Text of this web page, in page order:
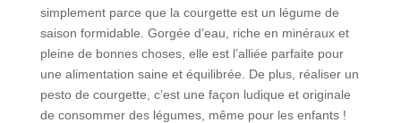
simplement parce que la courgette est un légume de
saison formidable. Gorgée d’eau, riche en minéraux et
pleine de bonnes choses, elle est l’alliée parfaite pour
une alimentation saine et équilibrée. De plus, réaliser un
pesto de courgette, c’est une façon ludique et originale
de consommer des légumes, même pour les enfants !